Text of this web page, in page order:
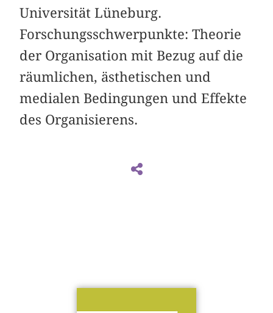
Universität Lüneburg.
Forschungsschwerpunkte: Theorie
der Organisation mit Bezug auf die
räumlichen, ästhetischen und
medialen Bedingungen und Effekte
des Organisierens.